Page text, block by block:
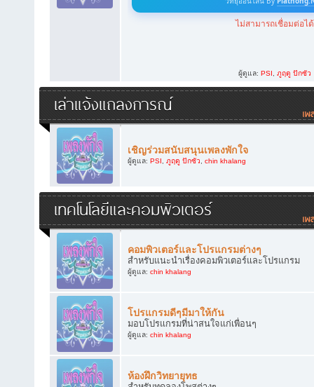
ผู้ดูแล: PSI, ภูฤดู ปักซัว
เล่าแจ้งแถลงการณ์
เชิญร่วมสนับสนุนเพลงพักใจ
ผู้ดูแล: PSI, ภูฤดู ปักซัว, chin khalang
เทคโนโลยีและคอมพิวเตอร์
คอมพิวเตอร์และโปรแกรมต่างๆ
สำหรับแนะนำเรื่องคอมพิวเตอร์และโปรแกรม
ผู้ดูแล: chin khalang
โปรแกรมดีๆมีมาให้กัน
มอบโปรแกรมที่น่าสนใจแก่เพื่อนๆ
ผู้ดูแล: chin khalang
ห้องฝึกวิทยายุทธ